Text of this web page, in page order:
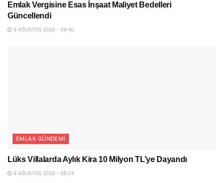
Emlak Vergisine Esas İnşaat Maliyet Bedelleri
Güncellendi
6 AĞUSTOS 2026 - 09:40
EMLAK GÜNDEMI
Lüks Villalarda Aylık Kira 10 Milyon TL’ye Dayandı
6 AĞUSTOS 2026 - 08:24